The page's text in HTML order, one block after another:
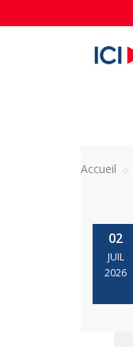
Accueil
02
JUIL
2026